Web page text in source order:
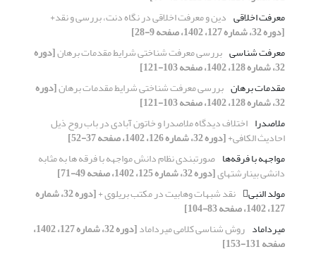
معرفت اخلاقی دین و معرفت اخلاقی در نگاه دنت، بررسی و نقد+
[دوره 32، شماره 127، 1402، صفحه 9-28]
معرفت شناسی بررسی معرفت شناختی شرایط مقدمات برهان[دوره
32، شماره 128، 1402، صفحه 103-121]
مقدمات برهان بررسی معرفت شناختی شرایط مقدمات برهان[دوره
32، شماره 128، 1402، صفحه 103-121]
ملاصدرا اختلاف دیدگاه ملاصدرا و خاتون آبادی در باب روح ذیل
احادیث الکافی+[دوره 32، شماره 126، 1402، صفحه 37-52]
مواجهه با فرقه‌ها صورتبندی نظام دانش مواجهه با فرقه‏ ها به مثابه
دانشی بینارشته‏ای[دوره 32، شماره 125، 1402، صفحه 49-71]
مولد النبی
نقد شبهات وهابیت در مکتب بریلوی + [دوره 32، شماره
127، 1402، صفحه 83-104]
میرداماد روش شناسی کلامی میرداماد [دوره 32، شماره 127، 1402،
صفحه 131-153]